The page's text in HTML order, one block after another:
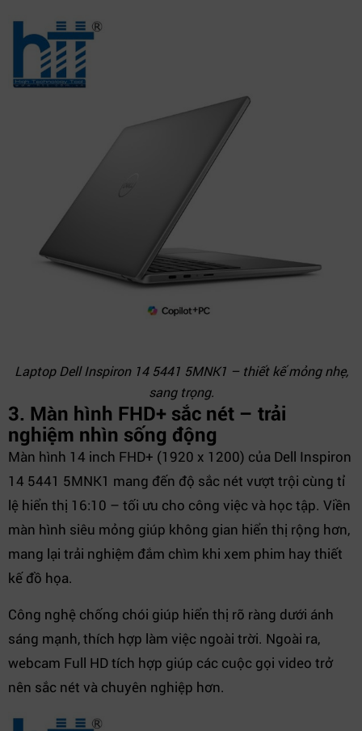
Laptop Dell Inspiron 14 5441 5MNK1 – thiết kế mỏng nhẹ,
sang trọng.
3. Màn hình FHD+ sắc nét – trải
nghiệm nhìn sống động
Màn hình 14 inch FHD+ (1920 x 1200) của Dell Inspiron
14 5441 5MNK1 mang đến độ sắc nét vượt trội cùng tỉ
lệ hiển thị 16:10 – tối ưu cho công việc và học tập. Viền
màn hình siêu mỏng giúp không gian hiển thị rộng hơn,
mang lại trải nghiệm đắm chìm khi xem phim hay thiết
kế đồ họa.
Công nghệ chống chói giúp hiển thị rõ ràng dưới ánh
sáng mạnh, thích hợp làm việc ngoài trời. Ngoài ra,
webcam Full HD tích hợp giúp các cuộc gọi video trở
nên sắc nét và chuyên nghiệp hơn.